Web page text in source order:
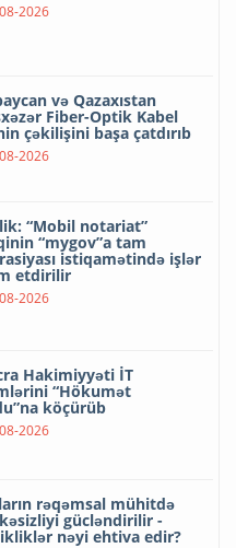
2026
və Qazaxıstan
Fiber-Optik Kabel
çəkilişini başa çatdırıb
2026
“Mobil notariat”
“mygov”a tam
istiqamətində işlər
etdirilir
2026
Hakimiyyəti İT
“Hökumət
köçürüb
2026
rəqəmsal mühitdə
gücləndirilir -
nəyi ehtiva edir?